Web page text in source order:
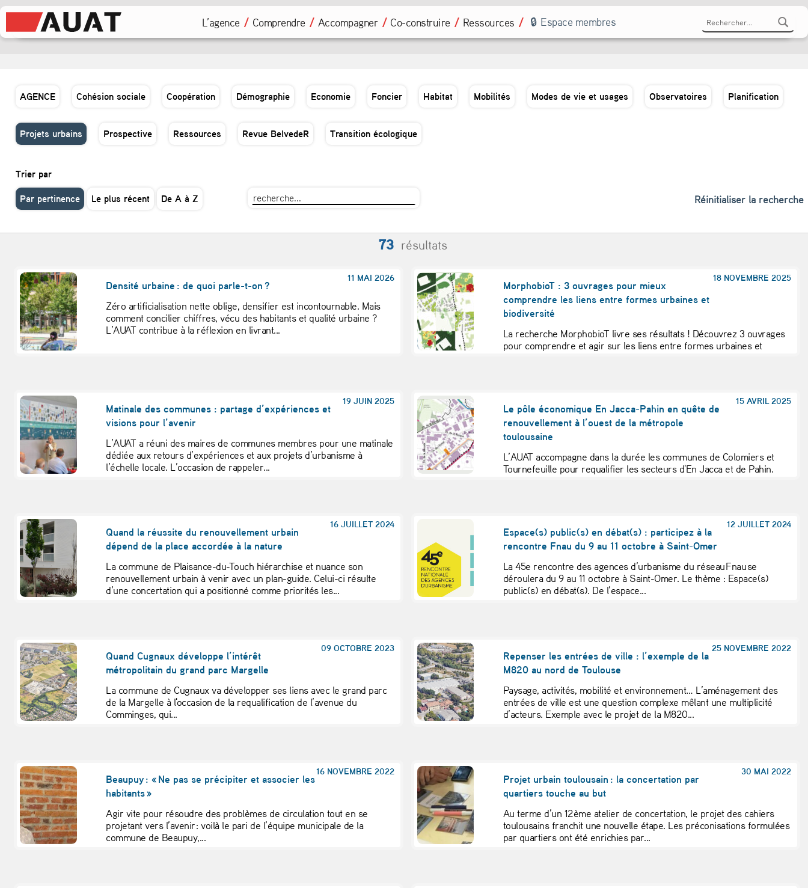
L’agence Comprendre Accompagner Co-construire Ressources Espace membres
AGENCE Cohésion sociale Coopération Démographie Economie Foncier Habitat Mobilités Modes de vie et usages Observatoires Planification
Projets urbains Prospective Ressources Revue BelvedeR Transition écologique
Trier par
Par pertinence Le plus récent De A à Z Réinitialiser la recherche
73 résultats
11 MAI 2026
Densité urbaine : de quoi parle-t-on ?
Zéro artificialisation nette oblige, densifier est incontournable. Mais
comment concilier chiffres, vécu des habitants et qualité urbaine ?
L’AUAT contribue à la réflexion en livrant...
18 NOVEMBRE 2025
MorphobioT : 3 ouvrages pour mieux
comprendre les liens entre formes urbaines et
biodiversité
La recherche MorphobioT livre ses résultats ! Découvrez 3 ouvrages
pour comprendre et agir sur les liens entre formes urbaines et
19 JUIN 2025
Matinale des communes : partage d’expériences et
visions pour l’avenir
L’AUAT a réuni des maires de communes membres pour une matinale
dédiée aux retours d’expériences et aux projets d’urbanisme à
l’échelle locale. L’occasion de rappeler...
15 AVRIL 2025
Le pôle économique En Jacca-Pahin en quête de
renouvellement à l’ouest de la métropole
toulousaine
L’AUAT accompagne dans la durée les communes de Colomiers et
Tournefeuille pour requalifier les secteurs d'En Jacca et de Pahin.
16 JUILLET 2024
Quand la réussite du renouvellement urbain
dépend de la place accordée à la nature
La commune de Plaisance-du-Touch hiérarchise et nuance son
renouvellement urbain à venir avec un plan-guide. Celui-ci résulte
d’une concertation qui a positionné comme priorités les...
12 JUILLET 2024
Espace(s) public(s) en débat(s) : participez à la
rencontre Fnau du 9 au 11 octobre à Saint-Omer
La 45e rencontre des agences d’urbanisme du réseau Fnau se
déroulera du 9 au 11 octobre à Saint-Omer. Le thème : Espace(s)
public(s) en débat(s). De l’espace...
09 OCTOBRE 2023
Quand Cugnaux développe l’intérêt
métropolitain du grand parc Margelle
La commune de Cugnaux va développer ses liens avec le grand parc
de la Margelle à l'occasion de la requalification de l’avenue du
Comminges, qui...
25 NOVEMBRE 2022
Repenser les entrées de ville : l’exemple de la
M820 au nord de Toulouse
Paysage, activités, mobilité et environnement… L’aménagement des
entrées de ville est une question complexe mêlant une multiplicité
d’acteurs. Exemple avec le projet de la M820...
16 NOVEMBRE 2022
Beaupuy : « Ne pas se précipiter et associer les
habitants »
Agir vite pour résoudre des problèmes de circulation tout en se
projetant vers l’avenir : voilà le pari de l’équipe municipale de la
commune de Beaupuy,...
30 MAI 2022
Projet urbain toulousain : la concertation par
quartiers touche au but
Au terme d’un 12ème atelier de concertation, le projet des cahiers
toulousains franchit une nouvelle étape. Les préconisations formulées
par quartiers ont été enrichies par...